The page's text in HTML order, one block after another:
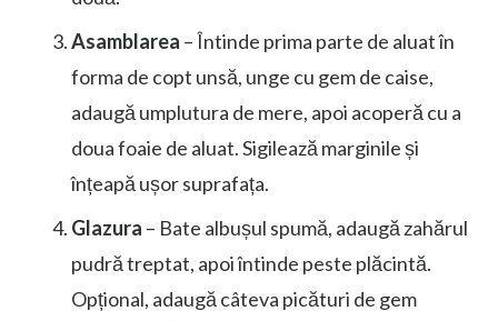
Asamblarea – Întinde prima parte de aluat în
forma de copt unsă, unge cu gem de caise,
adaugă umplutura de mere, apoi acoperă cu a
doua foaie de aluat. Sigilează marginile și
înțeapă ușor suprafața.
Glazura – Bate albușul spumă, adaugă zahărul
pudră treptat, apoi întinde peste plăcintă.
Opțional, adaugă câteva picături de gem